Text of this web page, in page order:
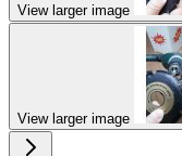
View larger image
View larger image